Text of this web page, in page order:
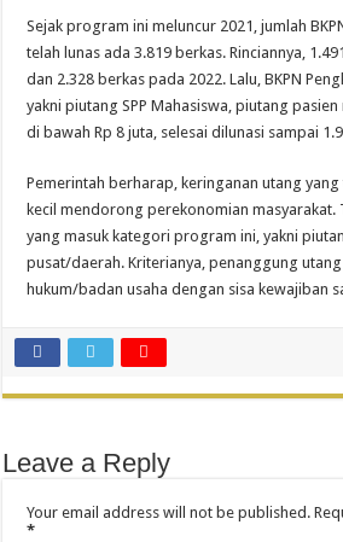
Sejak program ini meluncur 2021, jumlah
telah lunas ada 3.819 berkas. Rinciannya,
dan 2.328 berkas pada 2022. Lalu, BKPN
yakni piutang SPP Mahasiswa, piutang
di bawah Rp 8 juta, selesai dilunasi sampai
Pemerintah berharap, keringanan utang
kecil mendorong perekonomian masyarakat.
yang masuk kategori program ini, yakni
pusat/daerah. Kriterianya, penanggung
hukum/badan usaha dengan sisa kewajiban
Leave a Reply
Your email address will not be published.
*